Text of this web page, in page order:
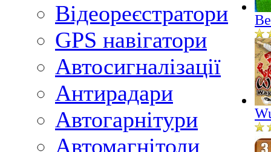
Відеореєстратори
GPS навігатори
Автосигналізації
Антирадари
Автогарнітури
Автомагнітоли